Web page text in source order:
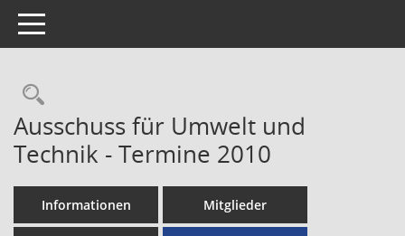
Toggle navigation
Rechercheauswahl
Ausschuss für Umwelt und
Technik - Termine 2010
Informationen Mitglieder